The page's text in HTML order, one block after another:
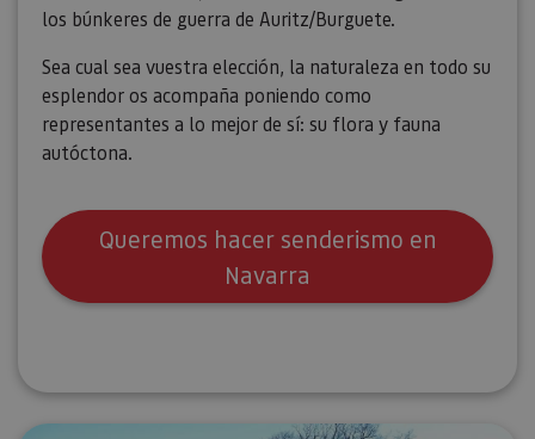
los búnkeres de guerra de Auritz/Burguete.
Sea cual sea vuestra elección, la naturaleza en todo su
esplendor os acompaña poniendo como
representantes a lo mejor de sí: su flora y fauna
autóctona.
Queremos hacer senderismo en
Navarra